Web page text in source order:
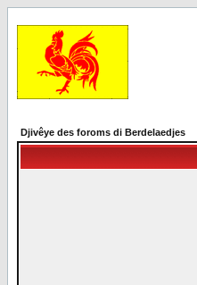
Djivêye des foroms di Berdelaedjes